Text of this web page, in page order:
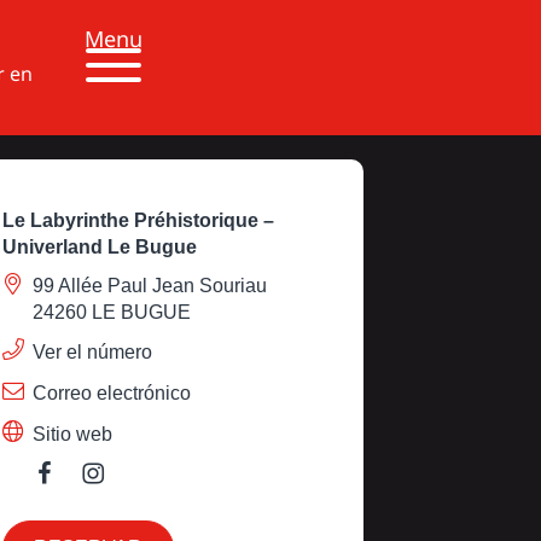
en
Menu
Le Labyrinthe Préhistorique –
Univerland Le Bugue
99 Allée Paul Jean Souriau
24260 LE BUGUE
Ver el número
Correo electrónico
Sitio web